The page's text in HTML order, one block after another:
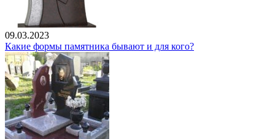
09.03.2023
Какие формы памятника бывают и для кого?